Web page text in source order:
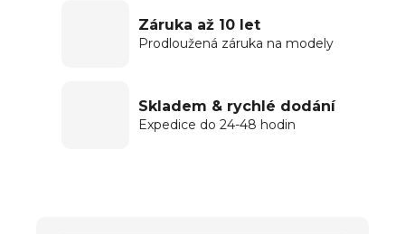
Záruka až 10 let
Prodloužená záruka na modely
Skladem & rychlé dodání
Expedice do 24-48 hodin